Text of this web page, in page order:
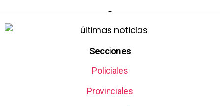
Secciones
Policiales
Provinciales